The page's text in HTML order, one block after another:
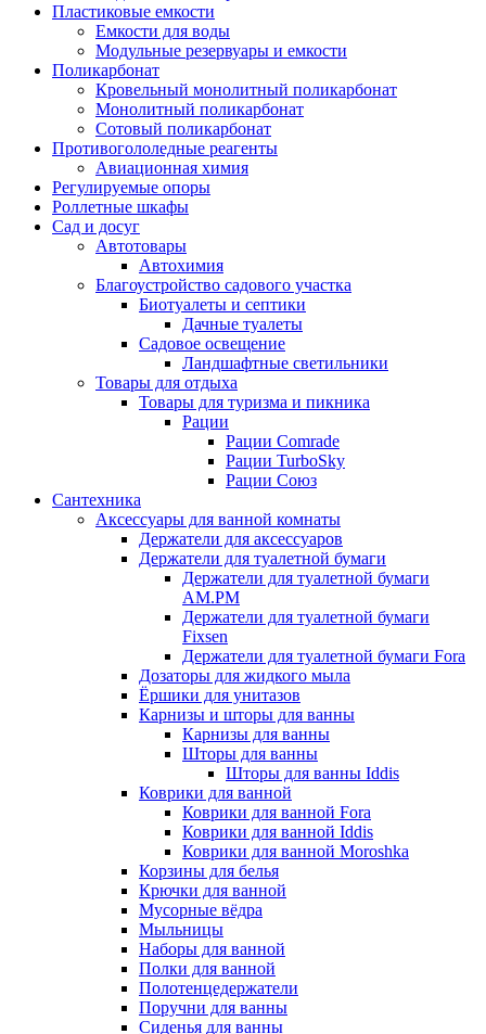
Пластиковые емкости
Емкости для воды
Модульные резервуары и емкости
Поликарбонат
Кровельный монолитный поликарбонат
Монолитный поликарбонат
Сотовый поликарбонат
Противогололедные реагенты
Авиационная химия
Регулируемые опоры
Роллетные шкафы
Сад и досуг
Автотовары
Автохимия
Благоустройство садового участка
Биотуалеты и септики
Дачные туалеты
Садовое освещение
Ландшафтные светильники
Товары для отдыха
Товары для туризма и пикника
Рации
Рации Comrade
Рации TurboSky
Рации Союз
Сантехника
Аксессуары для ванной комнаты
Держатели для аксессуаров
Держатели для туалетной бумаги
Держатели для туалетной бумаги
AM.PM
Держатели для туалетной бумаги
Fixsen
Держатели для туалетной бумаги Fora
Дозаторы для жидкого мыла
Ёршики для унитазов
Карнизы и шторы для ванны
Карнизы для ванны
Шторы для ванны
Шторы для ванны Iddis
Коврики для ванной
Коврики для ванной Fora
Коврики для ванной Iddis
Коврики для ванной Moroshka
Корзины для белья
Крючки для ванной
Мусорные вёдра
Мыльницы
Наборы для ванной
Полки для ванной
Полотенцедержатели
Поручни для ванны
Сиденья для ванны